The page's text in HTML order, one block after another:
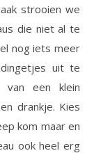
strooien we
die niet al te
nog iets meer
uit te
van een klein
drankje. Kies
kom maar en
ook heel erg